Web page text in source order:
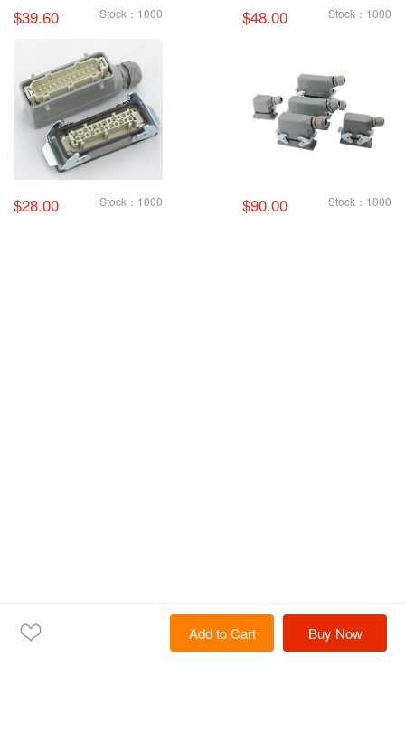
$39.60 Stock：1000 $48.00 Stock：1000
$28.00 Stock：1000 $90.00 Stock：1000
Add to Cart Buy Now